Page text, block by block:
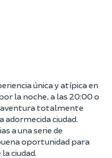
única y atípica en
la noche, a las 20:00 o
aventura totalmente
adormecida ciudad.
a una serie de
oportunidad para
ciudad.